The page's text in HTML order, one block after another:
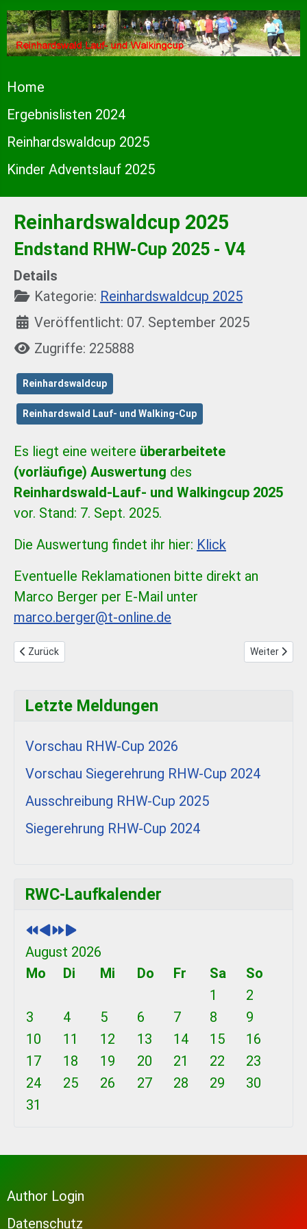
Home
Ergebnislisten 2024
Reinhardswaldcup 2025
Kinder Adventslauf 2025
Reinhardswaldcup 2025
Endstand RHW-Cup 2025 - V4
Details
Kategorie: Reinhardswaldcup 2025
Veröffentlicht: 07. September 2025
Zugriffe: 225888
Reinhardswaldcup
Reinhardswald Lauf- und Walking-Cup
Es liegt eine weitere überarbeitete
(vorläufige) Auswertung des
Reinhardswald-Lauf- und Walkingcup 2025
vor. Stand: 7. Sept. 2025.
Die Auswertung findet ihr hier: Klick
Eventuelle Reklamationen bitte direkt an
Marco Berger per E-Mail unter
marco.berger@t-online.de
Vorheriger Beitrag: Endstand RHW-Cup 2025
Zurück Nächster
Weiter
Letzte Meldungen
Vorschau RHW-Cup 2026
Vorschau Siegerehrung RHW-Cup 2024
Ausschreibung RHW-Cup 2025
Siegerehrung RHW-Cup 2024
RWC-Laufkalender
r
e
v
i
s
Y
e
a
r
r
e
M
n
e
x
e
x
t
M
t
h
August 2026
Mo
Di Mi Do Fr Sa
So
1
2
3
4 5 6 7 8
9
10
11 12 13 14 15
16
17
18 19 20 21 22
23
24
25 26 27 28 29
30
31
Author Login
Datenschutz